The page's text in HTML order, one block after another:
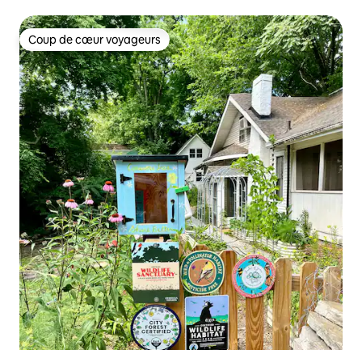
Coup de cœur voyageurs
Coup de cœur voyageurs